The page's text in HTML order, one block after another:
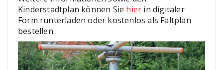
Kinderstadtplan können Sie hier in digitaler
Form runterladen oder kostenlos als Faltplan
bestellen.